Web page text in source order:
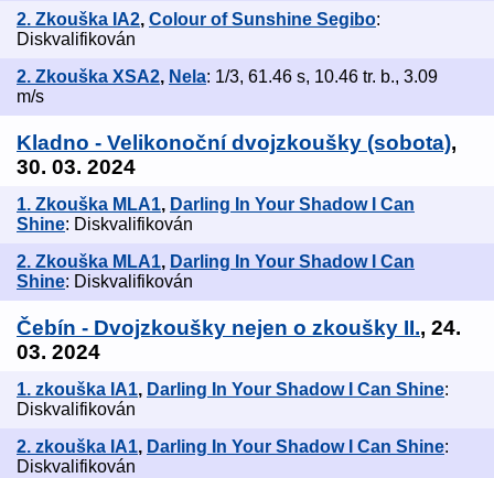
2. Zkouška IA2, Colour of Sunshine Segibo:
Diskvalifikován
2. Zkouška XSA2, Nela: 1/3, 61.46 s, 10.46 tr. b., 3.09
m/s
Kladno - Velikonoční dvojzkoušky (sobota),
30. 03. 2024
1. Zkouška MLA1, Darling In Your Shadow I Can
Shine: Diskvalifikován
2. Zkouška MLA1, Darling In Your Shadow I Can
Shine: Diskvalifikován
Čebín - Dvojzkoušky nejen o zkoušky II., 24.
03. 2024
1. zkouška IA1, Darling In Your Shadow I Can Shine:
Diskvalifikován
2. zkouška IA1, Darling In Your Shadow I Can Shine:
Diskvalifikován